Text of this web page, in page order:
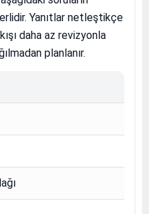
Yanıtlar netleştikçe
daha az revizyonla
planlanır.